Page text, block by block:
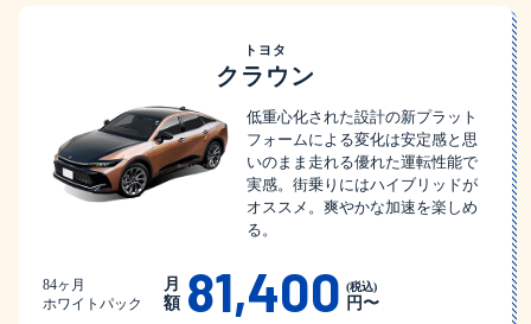
トヨタ
クラウン
低重心化された設計の新プラット
フォームによる変化は安定感と思
いのまま走れる優れた運転性能で
実感。街乗りにはハイブリッドが
オススメ。爽やかな加速を楽しめ
る。
84ヶ月
ホワイトパック
月
額 81,400 (税込)
円〜